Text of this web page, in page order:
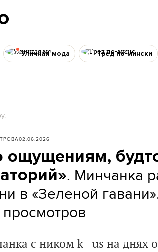
Уличная мода Тред по-мински
02.06.2026
ощущениям,
. Минчанка
в «Зеленой
с ником k__us на днях